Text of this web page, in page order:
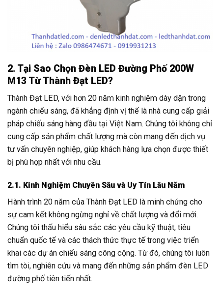
2. Tại Sao Chọn Đèn LED Đường Phố 200W
M13 Từ Thành Đạt LED?
Thành Đạt LED, với hơn 20 năm kinh nghiệm dày dặn trong
ngành chiếu sáng, đã khẳng định vị thế là nhà cung cấp giải
pháp chiếu sáng hàng đầu tại Việt Nam. Chúng tôi không chỉ
cung cấp sản phẩm chất lượng mà còn mang đến dịch vụ
tư vấn chuyên nghiệp, giúp khách hàng lựa chọn được thiết
bị phù hợp nhất với nhu cầu.
2.1. Kinh Nghiệm Chuyên Sâu và Uy Tín Lâu Năm
Hành trình 20 năm của Thành Đạt LED là minh chứng cho
sự cam kết không ngừng nghỉ về chất lượng và đổi mới.
Chúng tôi thấu hiểu sâu sắc các yêu cầu kỹ thuật, tiêu
chuẩn quốc tế và các thách thức thực tế trong việc triển
khai các dự án chiếu sáng công cộng. Từ đó, chúng tôi luôn
tìm tòi, nghiên cứu và mang đến những sản phẩm đèn LED
đường phố tiên tiến nhất.